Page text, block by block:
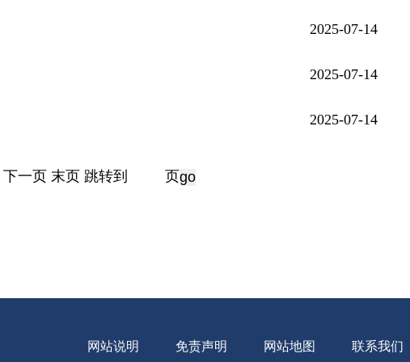
2025-07-14
2025-07-14
2025-07-14
下一页 末页 跳转到 页
联系我们
网站地图
免责声明
网站说明